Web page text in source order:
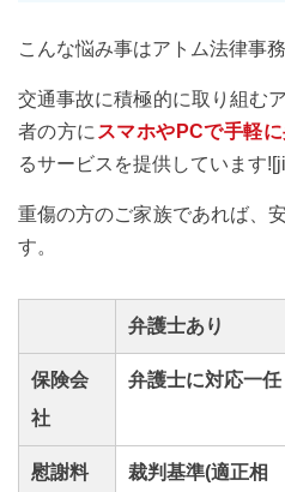
こんな悩み事はアトム法律事
交通事故に積極的に取り組む
者の方に スマホやPCで手軽
るサービスを提供しています
重傷の方のご家族であれば、
す。
弁護士あり
保険会
社
弁護士に対応一任
慰謝料
裁判基準(適正相